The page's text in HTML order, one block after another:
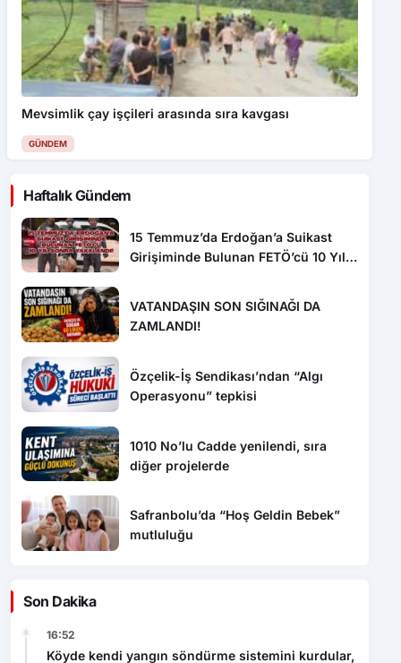
Mevsimlik çay işçileri arasında sıra kavgası
GÜNDEM
Haftalık Gündem
15 Temmuz’da Erdoğan’a Suikast
Girişiminde Bulunan FETÖ’cü 10 Yıl
VATANDAŞIN SON SIĞINAĞI DA
ZAMLANDI!
Özçelik-İş Sendikası’ndan “Algı
Operasyonu” tepkisi
1010 No’lu Cadde yenilendi, sıra
diğer projelerde
Safranbolu’da “Hoş Geldin Bebek”
mutluluğu
Son Dakika
16:52
Köyde kendi yangın söndürme sistemini kurdular,